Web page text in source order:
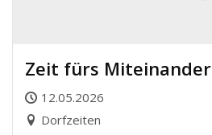
Zeit fürs Miteinander
12.05.2026
Dorfzeiten